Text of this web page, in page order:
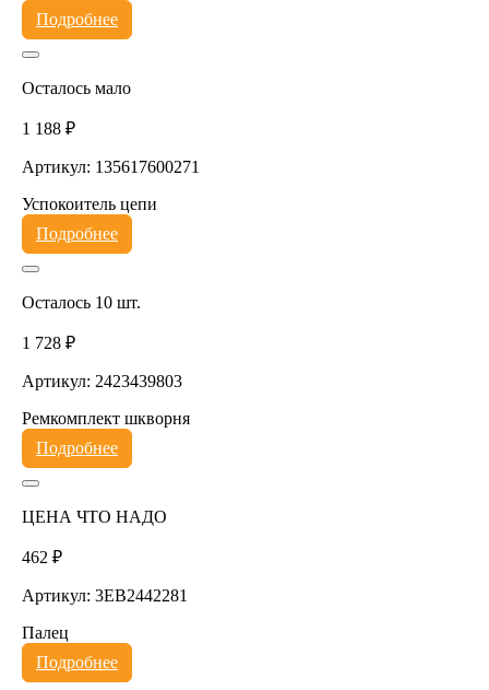
Подробнее
Осталось мало
1 188 ₽
Артикул: 135617600271
Успокоитель цепи
Подробнее
Осталось 10 шт.
1 728 ₽
Артикул: 2423439803
Ремкомплект шкворня
Подробнее
ЦЕНА ЧТО НАДО
462 ₽
Артикул: 3EB2442281
Палец
Подробнее